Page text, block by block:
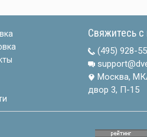
Свяжитесь с
(495) 928-
Москва,
двор 3, П-15